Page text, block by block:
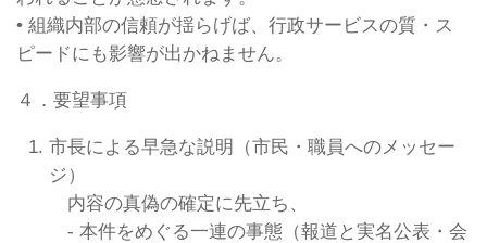
• 組織内部の信頼が揺らげば、行政サービスの質・ス
ピードにも影響が出かねません。
４．要望事項
市長による早急な説明（市民・職員へのメッセー
ジ）
内容の真偽の確定に先立ち、
- 本件をめぐる一連の事態（報道と実名公表・会